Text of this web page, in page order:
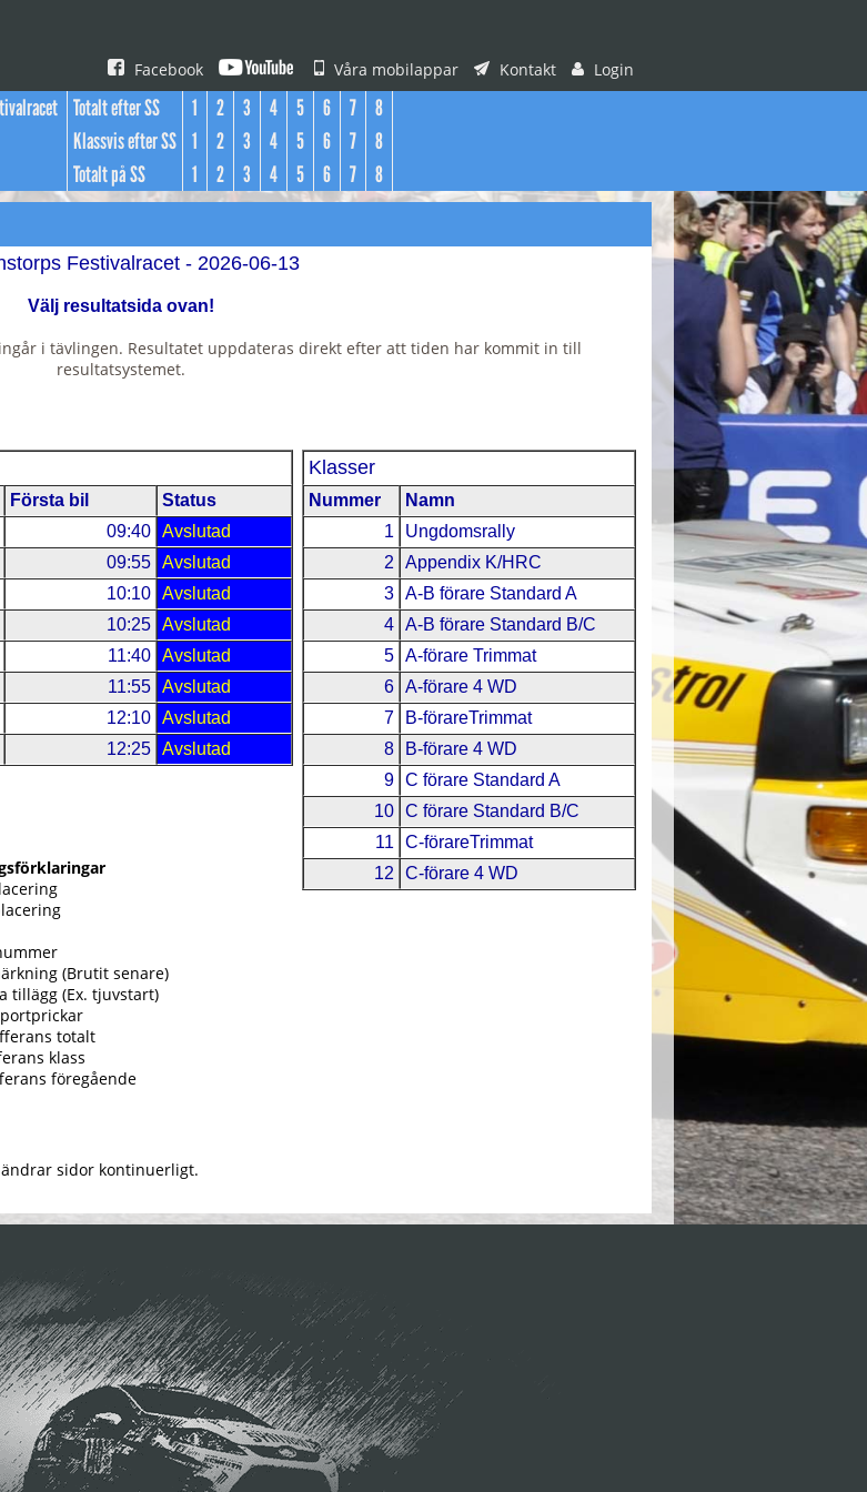
Facebook Våra mobilappar Kontakt Login
Totalt efter SS
Klassvis efter SS
Totalt på SS
1 2 3 4 5 6 7
8
1
2 3 4 5 6 7
8
1
2 3 4 5 6 7 8
Festivalracet - 2026-06-13
Välj resultatsida ovan!
i tävlingen. Resultatet uppdateras direkt efter att tiden har kommit in till
resultatsystemet.
Första bil
Status
09:40 Avslutad
09:55 Avslutad
10:10 Avslutad
10:25 Avslutad
11:40 Avslutad
11:55 Avslutad
12:10 Avslutad
12:25 Avslutad
(Brutit senare)
tillägg (Ex. tjuvstart)
totalt
klass
föregående
sidor kontinuerligt.
Klasser
Nummer
Namn
1
Ungdomsrally
2
Appendix K/HRC
3 A-B förare Standard A
4 A-B förare Standard B/C
5 A-förare Trimmat
6 A-förare 4 WD
7
B-förareTrimmat
8
B-förare 4 WD
9 C förare Standard A
10 C förare Standard B/C
11
C-förareTrimmat
12
C-förare 4 WD